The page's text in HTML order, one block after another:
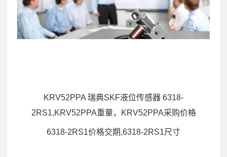
KRV52PPA 瑞典SKF液位传感器 6318-
2RS1,KRV52PPA重量，KRV52PPA采购价格
6318-2RS1价格交期,6318-2RS1尺寸